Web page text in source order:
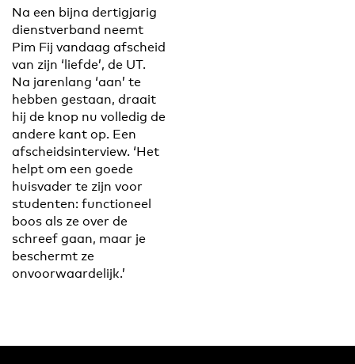
Na een bijna dertigjarig
dienstverband neemt
Pim Fij vandaag afscheid
van zijn ‘liefde’, de UT.
Na jarenlang ‘aan’ te
hebben gestaan, draait
hij de knop nu volledig de
andere kant op. Een
afscheidsinterview. ‘Het
helpt om een goede
huisvader te zijn voor
studenten: functioneel
boos als ze over de
schreef gaan, maar je
beschermt ze
onvoorwaardelijk.’